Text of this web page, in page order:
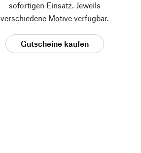
sofortigen Einsatz. Jeweils
verschiedene Motive verfügbar.
Gutscheine kaufen